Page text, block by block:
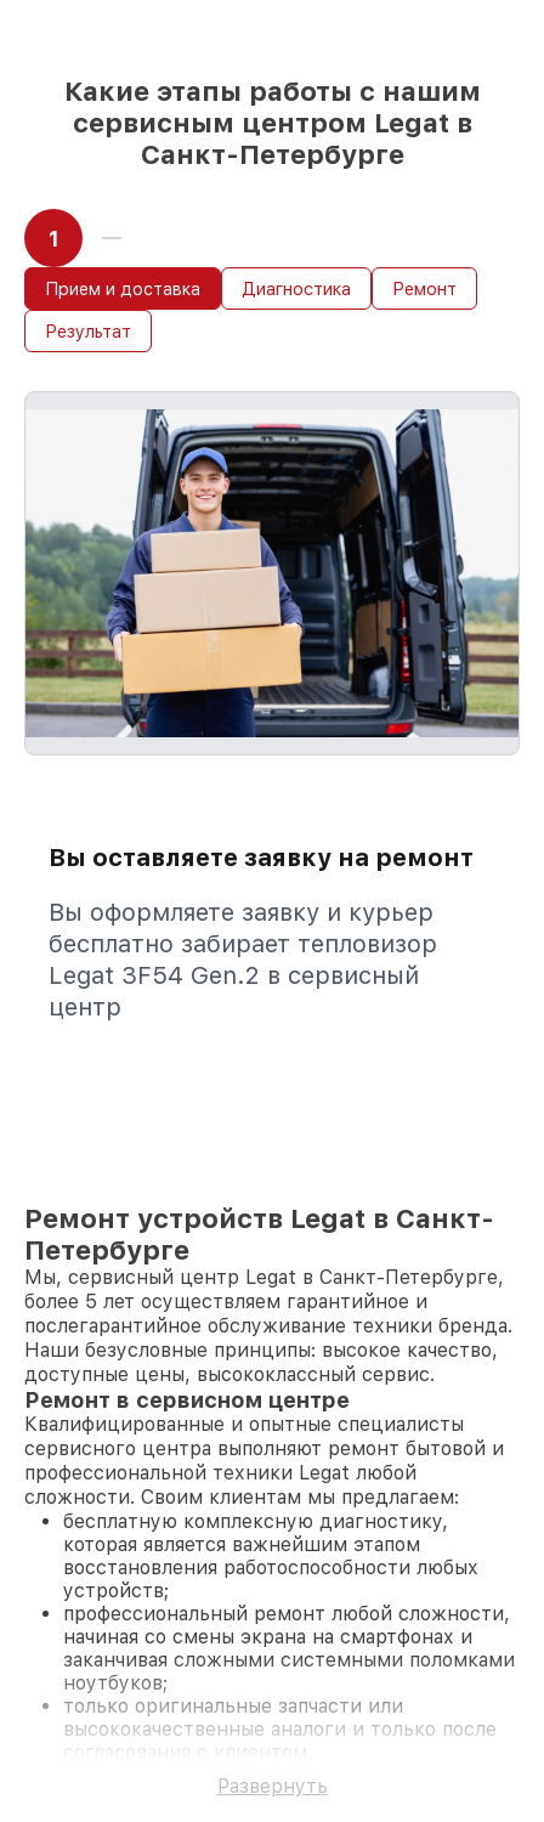
Какие этапы работы с нашим
сервисным центром Legat в
Санкт-Петербурге
1
Прием и доставка Диагностика Ремонт
Результат
Вы оставляете заявку на ремонт
Вы оформляете заявку и курьер
бесплатно забирает тепловизор
Legat 3F54 Gen.2 в сервисный
центр
Ремонт устройств Legat в Санкт-
Петербурге
Мы, сервисный центр Legat в Санкт-Петербурге,
более 5 лет осуществляем гарантийное и
послегарантийное обслуживание техники бренда.
Наши безусловные принципы: высокое качество,
доступные цены, высококлассный сервис.
Ремонт в сервисном центре
Квалифицированные и опытные специалисты
сервисного центра выполняют ремонт бытовой и
профессиональной техники Legat любой
сложности. Своим клиентам мы предлагаем:
бесплатную комплексную диагностику,
которая является важнейшим этапом
восстановления работоспособности любых
устройств;
профессиональный ремонт любой сложности,
начиная со смены экрана на смартфонах и
заканчивая сложными системными поломками
ноутбуков;
только оригинальные запчасти или
высококачественные аналоги и только после
согласования с клиентом.
На все работы и замененные комплектующие
предоставляется длительная гарантия. В случае
Развернуть